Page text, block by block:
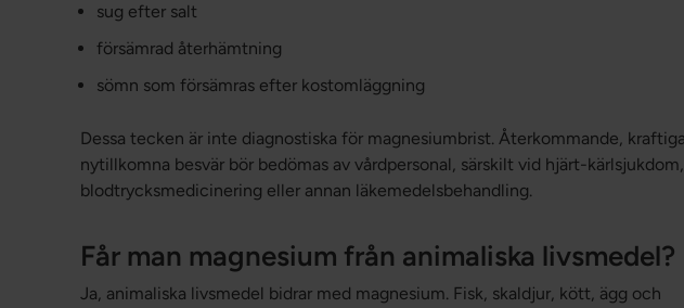
sug efter salt
försämrad återhämtning
sömn som försämras efter kostomläggning
Dessa tecken är inte diagnostiska för magnesiumbrist. Återkommande,
nytillkomna besvär bör bedömas av vårdpersonal, särskilt vid hjärt-
blodtrycksmedicinering eller annan läkemedelsbehandling.
Får man magnesium från animaliska livsmedel?
Ja, animaliska livsmedel bidrar med magnesium. Fisk, skaldjur, kött, ägg och